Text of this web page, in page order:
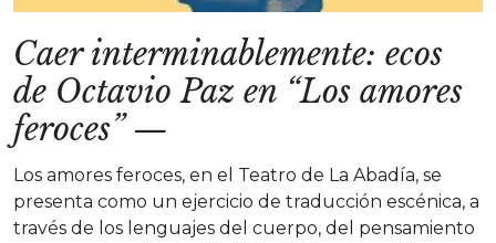
Caer interminablemente: ecos
de Octavio Paz en “Los amores
feroces”—
Los amores feroces, en el Teatro de La Abadía, se
presenta como un ejercicio de traducción escénica, a
través de los lenguajes del cuerpo, del pensamiento